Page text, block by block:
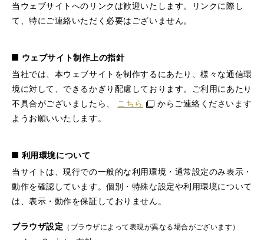
当ウェブサイトへのリンクは歓迎いたします。リンクに際し
て、特にご連絡いただく必要はございません。
ウェブサイト制作上の指針
当社では、本ウェブサイトを制作するにあたり、様々な通信環
境に対して、できるかぎり配慮しております。ご利用にあたり
不具合がございましたら、
こちら
からご連絡くださいます
ようお願いいたします。
利用環境について
当サイトは、現行での一般的な利用環境・通常設定のみ表示・
動作を確認しています。個別・特殊な設定や利用環境について
は、表示・動作を保証しておりません。
ブラウザ設定 （ブラウザによって表現が異なる場合がございます）